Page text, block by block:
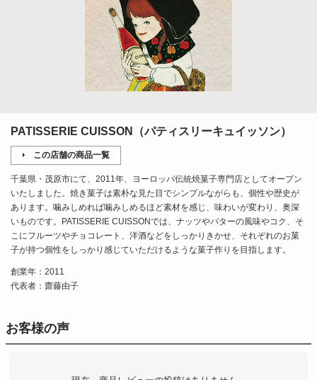
PATISSERIE CUISSON（パティスリーキュイッソン）
この店舗の商品一覧
千葉県・茂原市にて、2011年、ヨーロッパ伝統焼菓子専門店としてオープン
いたしました。焼き菓子は素朴な見た目でシンプルながらも、個性や歴史が
あります。噛みしめれば噛みしめるほど素材を感じ、味わいが変わり、奥深
いものです。PATISSERIE CUISSONでは、ナッツやバターの風味やコク、そ
こにフルーツやチョコレート、洋酒などをしっかりきかせ、それぞれのお菓
子が持つ個性をしっかり感じていただけるような菓子作りを目指します。
創業年：2011
代表者：齋藤由子
お客様の声